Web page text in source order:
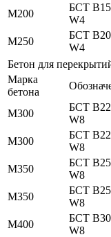
М200
БСТ
W4
М250
БСТ
W4
Бетон для
Марка
бетона
М300
БСТ
W8
М300
БСТ
W8
М350
БСТ
W8
М350
БСТ
W8
М400
БСТ
W8